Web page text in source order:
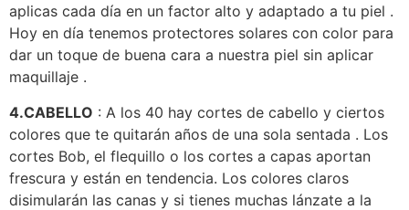
aplicas cada día en un factor alto y adaptado a tu piel .
Hoy en día tenemos protectores solares con color para
dar un toque de buena cara a nuestra piel sin aplicar
maquillaje .
4.CABELLO : A los 40 hay cortes de cabello y ciertos
colores que te quitarán años de una sola sentada . Los
cortes Bob, el flequillo o los cortes a capas aportan
frescura y están en tendencia. Los colores claros
disimularán las canas y si tienes muchas lánzate a la